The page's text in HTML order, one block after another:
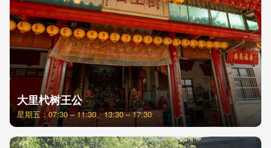
大里杙树王公
星期五：07:30 – 11:30、13:30 – 17:30